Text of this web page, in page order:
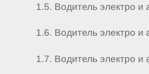
1.5. Водитель электро и
1.6. Водитель электро и
1.7. Водитель электро и